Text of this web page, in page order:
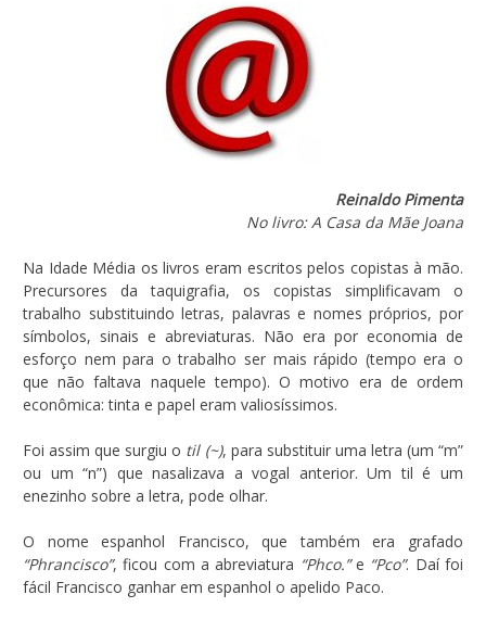
Reinaldo Pimenta
No livro: A Casa da Mãe Joana
Na Idade Média os livros eram escritos pelos copistas à mão.
Precursores da taquigrafia, os copistas simplificavam o
trabalho substituindo letras, palavras e nomes próprios, por
símbolos, sinais e abreviaturas. Não era por economia de
esforço nem para o trabalho ser mais rápido (tempo era o
que não faltava naquele tempo). O motivo era de ordem
econômica: tinta e papel eram valiosíssimos.
Foi assim que surgiu o til (~), para substituir uma letra (um “m”
ou um “n”) que nasalizava a vogal anterior. Um til é um
enezinho sobre a letra, pode olhar.
O nome espanhol Francisco, que também era grafado
“Phrancisco”, ficou com a abreviatura “Phco.”e “Pco”. Daí foi
fácil Francisco ganhar em espanhol o apelido Paco.